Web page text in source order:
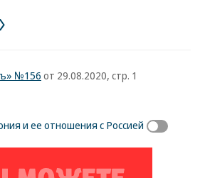
№156 от 29.08.2020, стр. 1
и ее отношения с Россией